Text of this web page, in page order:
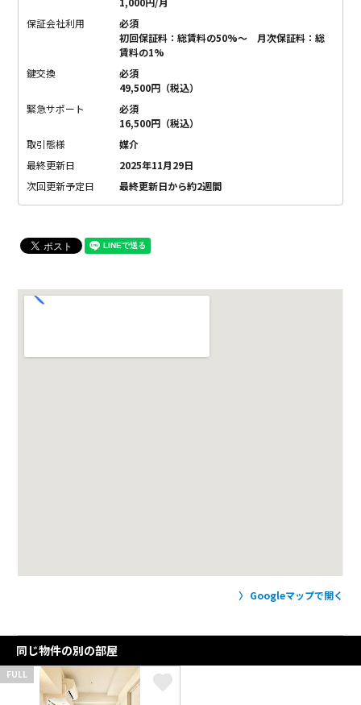
保証会社利用
必須
初回保証料：総賃料の50%～ 月次保証料：総
賃料の1%
鍵交換
必須
49,500円（税込）
緊急サポート
必須
16,500円（税込）
取引態様
媒介
最終更新日
2025年11月29日
次回更新予定日
最終更新日から約2週間
Googleマップで開く
同じ物件の別の部屋
FULL